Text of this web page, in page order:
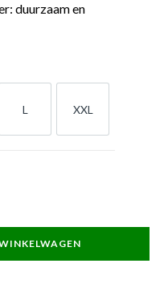
duurzaam en
L
L
XXL
XXL